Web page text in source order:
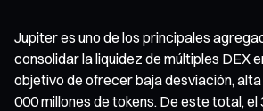
Jupiter es uno de los principales
consolidar la liquidez de múltiples DEX
objetivo de ofrecer baja desviación,
000 millones de tokens. De este total,